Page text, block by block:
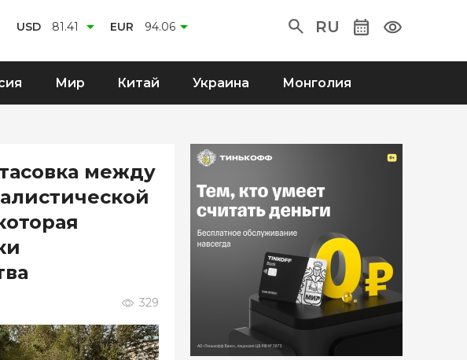
USD 81.41 EUR 94.06 RU
Мир Китай Украина Монголия
между
329